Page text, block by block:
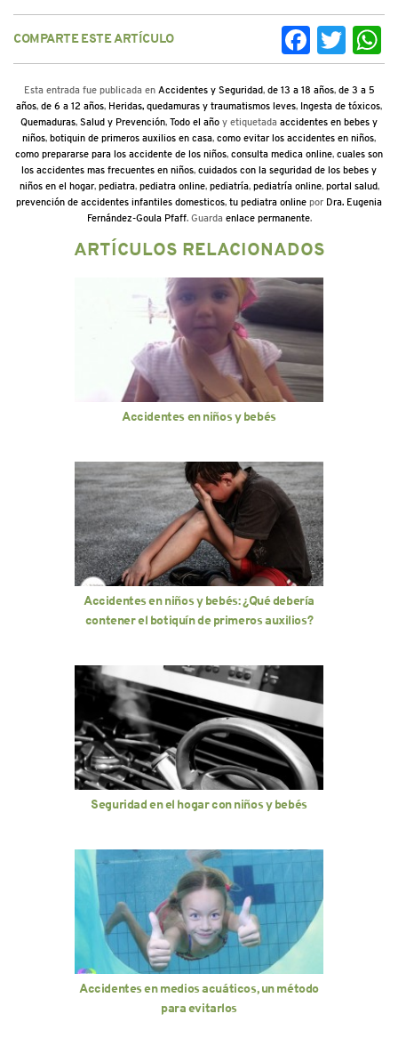
COMPARTE ESTE ARTÍCULO FacebookTwitter
Esta entrada fue publicada en Accidentes y Seguridad, de 13 a 18 años, de 3 a 5
años, de 6 a 12 años, Heridas, quedamuras y traumatismos leves, Ingesta de tóxicos,
Quemaduras, Salud y Prevención, Todo el año y etiquetada accidentes en bebes y
niños, botiquin de primeros auxilios en casa, como evitar los accidentes en niños,
como prepararse para los accidente de los niños, consulta medica online, cuales son
los accidentes mas frecuentes en niños, cuidados con la seguridad de los bebes y
niños en el hogar, pediatra, pediatra online, pediatría, pediatría online, portal salud,
prevención de accidentes infantiles domesticos, tu pediatra online por Dra. Eugenia
Fernández-Goula Pfaff. Guarda enlace permanente.
ARTÍCULOS RELACIONADOS
Accidentes en niños y bebés
Accidentes en niños y bebés: ¿Qué debería
contener el botiquín de primeros auxilios?
Seguridad en el hogar con niños y bebés
Accidentes en medios acuáticos, un método
para evitarlos